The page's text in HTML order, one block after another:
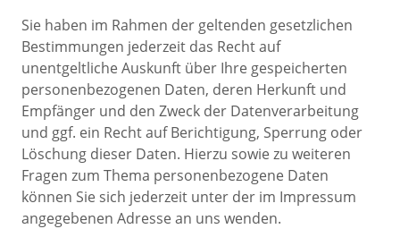
Sie haben im Rahmen der geltenden gesetzlichen
Bestimmungen jederzeit das Recht auf
unentgeltliche Auskunft über Ihre gespeicherten
personenbezogenen Daten, deren Herkunft und
Empfänger und den Zweck der Datenverarbeitung
und ggf. ein Recht auf Berichtigung, Sperrung oder
Löschung dieser Daten. Hierzu sowie zu weiteren
Fragen zum Thema personenbezogene Daten
können Sie sich jederzeit unter der im Impressum
angegebenen Adresse an uns wenden.